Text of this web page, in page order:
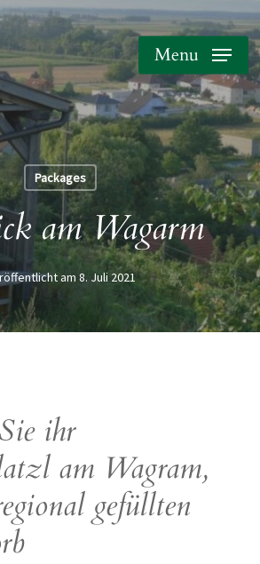
Menu
Packages
am Wagarm
8. Juli 2021
ihr
am Wagram,
gefüllten